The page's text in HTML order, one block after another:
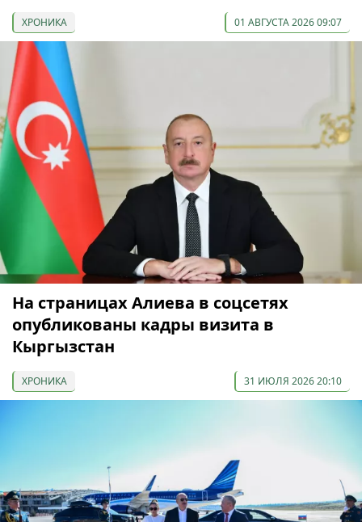
ХРОНИКА 01 АВГУСТА 2026 09:07
На страницах Алиева в соцсетях
опубликованы кадры визита в
Кыргызстан
ХРОНИКА 31 ИЮЛЯ 2026 20:10